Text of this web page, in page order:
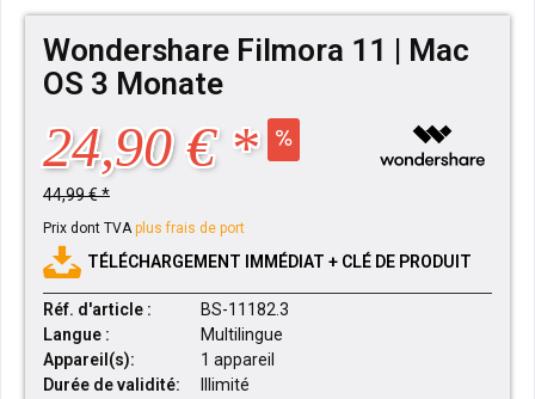
Wondershare Filmora 11 | Mac
OS 3 Monate
24,90 € *
44,99 € *
Prix dont TVAplus frais de port
TÉLÉCHARGEMENT IMMÉDIAT + CLÉ DE PRODUIT
Réf. d'article :
BS-11182.3
Langue :
Multilingue
Appareil(s):
1 appareil
Durée de validité:
Illimité